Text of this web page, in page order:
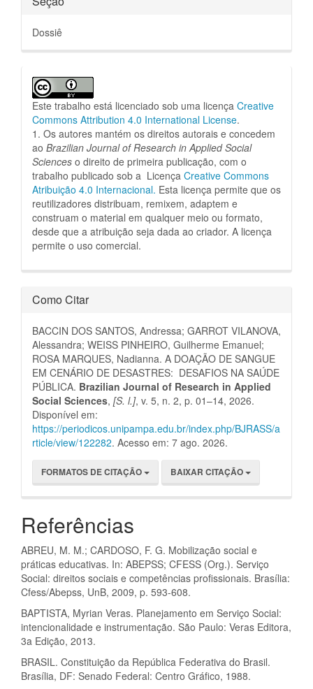
Dossiê
Este trabalho está licenciado sob uma licença Creative
Commons Attribution 4.0 International License.
1. Os autores mantém os direitos autorais e concedem
ao Brazilian Journal of Research in Applied Social
Sciences o direito de primeira publicação, com o
trabalho publicado sob a Licença Creative Commons
Atribuição 4.0 Internacional. Esta licença permite que os
reutilizadores distribuam, remixem, adaptem e
construam o material em qualquer meio ou formato,
desde que a atribuição seja dada ao criador. A licença
permite o uso comercial.
Como Citar
BACCIN DOS SANTOS, Andressa; GARROT VILANOVA,
Alessandra; WEISS PINHEIRO, Guilherme Emanuel;
ROSA MARQUES, Nadianna. A DOAÇÃO DE SANGUE
EM CENÁRIO DE DESASTRES: DESAFIOS NA SAÚDE
PÚBLICA. Brazilian Journal of Research in Applied
Social Sciences, [S. l.], v. 5, n. 2, p. 01–14, 2026.
Disponível em:
https://periodicos.unipampa.edu.br/index.php/BJRASS/a
rticle/view/122282. Acesso em: 7 ago. 2026.
FORMATOS DE CITAÇÃO BAIXAR CITAÇÃO
Referências
ABREU, M. M.; CARDOSO, F. G. Mobilização social e
práticas educativas. In: ABEPSS; CFESS (Org.). Serviço
Social: direitos sociais e competências profissionais. Brasília:
Cfess/Abepss, UnB, 2009, p. 593-608.
BAPTISTA, Myrian Veras. Planejamento em Serviço Social:
intencionalidade e instrumentação. São Paulo: Veras Editora,
3a Edição, 2013.
BRASIL. Constituição da República Federativa do Brasil.
Brasília, DF: Senado Federal: Centro Gráfico, 1988.